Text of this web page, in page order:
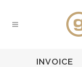
INVOICE